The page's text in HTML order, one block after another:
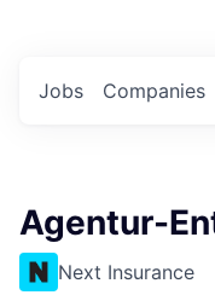
Jobs Companies
Agentur-
Next Insurance